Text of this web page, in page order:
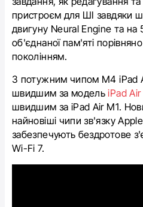
пристроєм для ШІ завдяки
двигуну Neural Engine та на
об'єднаної пам'яті
поколінням.
З потужним чипом M4 iPad
швидшим за модельiPad
швидшим за iPad Air M1.
найновіші чипи зв'язку Apple
забезпечують бездротове
Wi-Fi 7.